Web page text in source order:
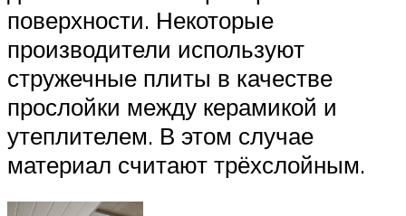
поверхности. Некоторые
производители используют
стружечные плиты в качестве
прослойки между керамикой и
утеплителем. В этом случае
материал считают трёхслойным.